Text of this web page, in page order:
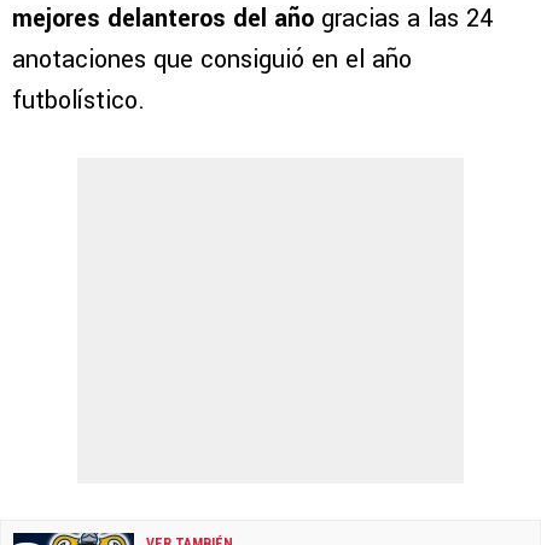
mejores delanteros del año gracias a las 24
anotaciones que consiguió en el año
futbolístico.